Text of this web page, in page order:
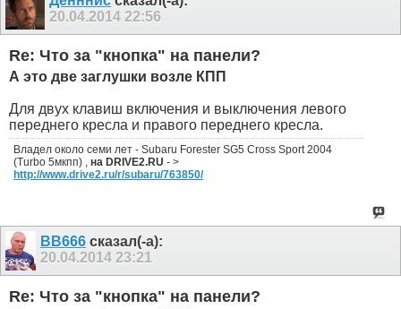
20.04.2014 22:56
Re: Что за "кнопка" на панели?
А это две заглушки возле КПП
Для двух клавиш включения и выключения левого
переднего кресла и правого переднего кресла.
Владел около семи лет - Subaru Forester SG5 Cross Sport 2004
(Turbo 5мкпп) , на DRIVE2.RU - >
http://www.drive2.ru/r/subaru/763850/
ВВ666сказал(-а):
20.04.2014 23:21
Re: Что за "кнопка" на панели?